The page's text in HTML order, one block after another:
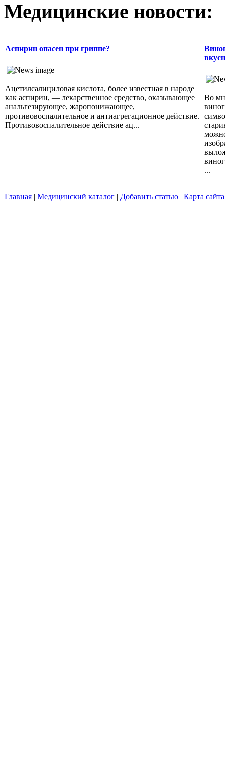
Медицинские новости:
Аспирин опасен при гриппе?
Ацетилсалициловая кислота, более известная в народе
как аспирин, — лекарственное средство, оказывающее
анальгезирующее, жаропонижающее,
противовоспалительное и антиагрегационное действие.
Противовоспалительное действие ац...
Во
...
Главная | Медицинский каталог | Добавить статью | Карта сайта